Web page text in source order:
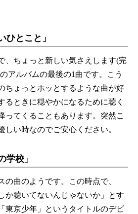
ひとこと」
、ちょっと新しい気さえします(完
アルバムの最後の1曲です。こう
ちょっとホッとするような曲が好
るときに穏やかになるために聴く
ってくることもあります。突然こ
しい時なのでご安心ください。
学校」
の曲のようです。この時点で、
か聴いてないんじゃないか」とす
東京少年」というタイトルのデビ